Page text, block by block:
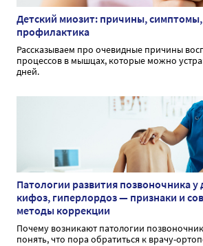
Детский миозит: причины,
профилактика
Рассказываем про очевидные причины
процессов в мышцах, которые можно
дней.
Патологии развития позвоночника у
кифоз, гиперлордоз — признаки и
методы коррекции
Почему возникают патологии
понять, что пора обратиться к врачу-